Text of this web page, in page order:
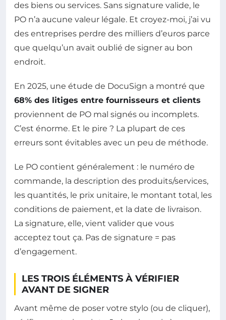
des biens ou services. Sans signature valide, le
PO n’a aucune valeur légale. Et croyez-moi, j’ai vu
des entreprises perdre des milliers d’euros parce
que quelqu’un avait oublié de signer au bon
endroit.
En 2025, une étude de DocuSign a montré que
68% des litiges entre fournisseurs et clients
proviennent de PO mal signés ou incomplets.
C’est énorme. Et le pire ? La plupart de ces
erreurs sont évitables avec un peu de méthode.
Le PO contient généralement : le numéro de
commande, la description des produits/services,
les quantités, le prix unitaire, le montant total, les
conditions de paiement, et la date de livraison.
La signature, elle, vient valider que vous
acceptez tout ça. Pas de signature = pas
d’engagement.
LES TROIS ÉLÉMENTS À VÉRIFIER
AVANT DE SIGNER
Avant même de poser votre stylo (ou de cliquer),